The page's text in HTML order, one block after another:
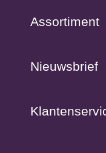
en verbonden met
die haar
herstellen van de
Assortiment
Nieuwsbrief